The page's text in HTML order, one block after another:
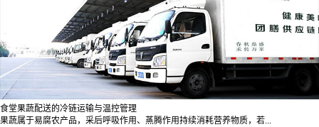
食堂果蔬配送的冷链运输与温控管理
果蔬属于易腐农产品，采后呼吸作用、蒸腾作用持续消耗营养物质，若...